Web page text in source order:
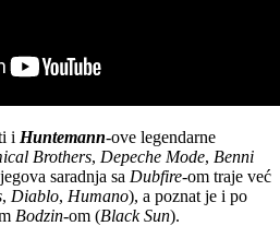
i Huntemann-ove legendarne
Brothers, Depeche Mode, Benni
saradnja sa Dubfire-om traje već
, Diablo, Humano), a poznat je i po
Bodzin-om (Black Sun).